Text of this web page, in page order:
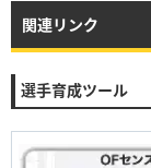
関連リンク
選手育成ツール